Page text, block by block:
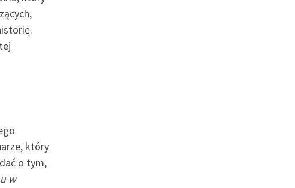
który
o tym,
w